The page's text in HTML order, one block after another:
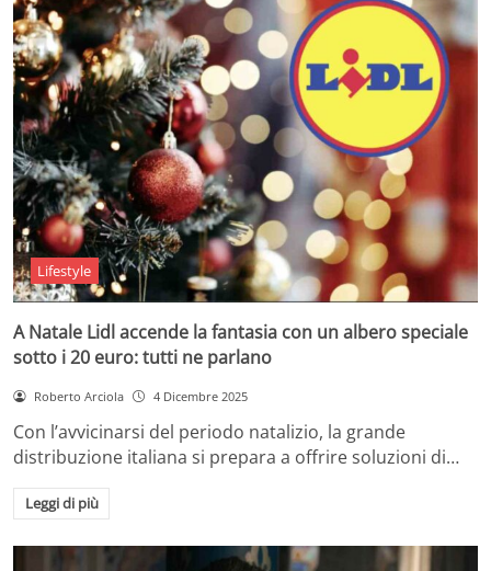
Lifestyle
A Natale Lidl accende la fantasia con un albero speciale
sotto i 20 euro: tutti ne parlano
Roberto Arciola 4 Dicembre 2025
Con l’avvicinarsi del periodo natalizio, la grande
distribuzione italiana si prepara a offrire soluzioni di…
Leggi di più